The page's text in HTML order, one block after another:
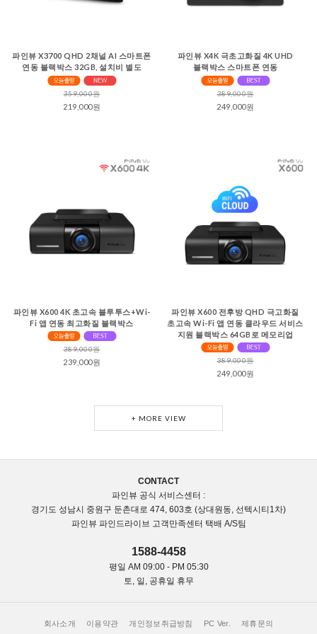
파인뷰 X3700 QHD 2채널 AI 스마트폰
연동 블랙박스 32GB, 설치비 별도
359,000원
219,000원
파인뷰 X4K 극초고화질 4K UHD
블랙박스 스마트폰 연동
389,000원
249,000원
파인뷰 X600 4K 초고속 블루투스+Wi-
Fi 앱 연동 최고화질 블랙박스
389,000원
239,000원
파인뷰 X600 전후방 QHD 극고화질
초고속 Wi-Fi 앱 연동 클라우드 서비스
지원 블랙박스 64GB로 메모리업
389,000원
249,000원
+ MORE VIEW
CONTACT
파인뷰 공식 서비스센터 :
경기도 성남시 중원구 둔촌대로 474, 603호 (상대원동, 선텍시티1차)
파인뷰 파인드라이브 고객만족센터 택배 A/S팀
1588-4458
평일 AM 09:00 - PM 05:30
토, 일, 공휴일 휴무
회사소개 이용약관 개인정보취급방침 PC Ver. 제휴문의